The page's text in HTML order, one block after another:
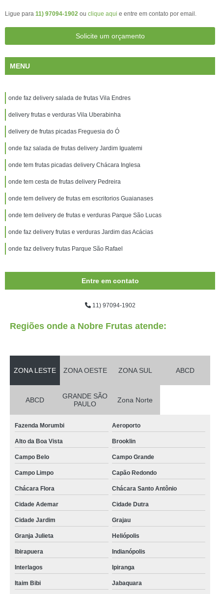
Ligue para 11) 97094-1902 ou clique aqui e entre em contato por email.
Solicite um orçamento
MENU
onde faz delivery salada de frutas Vila Endres
delivery frutas e verduras Vila Uberabinha
delivery de frutas picadas Freguesia do Ó
onde faz salada de frutas delivery Jardim Iguatemi
onde tem frutas picadas delivery Chácara Inglesa
onde tem cesta de frutas delivery Pedreira
onde tem delivery de frutas em escritorios Guaianases
onde tem delivery de frutas e verduras Parque São Lucas
onde faz delivery frutas e verduras Jardim das Acácias
onde faz delivery frutas Parque São Rafael
Entre em contato
11) 97094-1902
Regiões onde a Nobre Frutas atende:
ZONA LESTE ZONA OESTE ZONA SUL ABCD
ABCD
GRANDE SÃO
PAULO
Zona Norte
Fazenda Morumbi Aeroporto
Alto da Boa Vista Brooklin
Campo Belo Campo Grande
Campo Limpo Capão Redondo
Chácara Flora Chácara Santo Antônio
Cidade Ademar Cidade Dutra
Cidade Jardim Grajau
Granja Julieta Heliópolis
Ibirapuera Indianópolis
Interlagos Ipiranga
Itaim Bibi Jabaquara